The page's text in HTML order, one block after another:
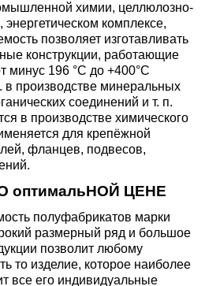
химии, целлюлозно-
комплексе,
позволяет изготавливать
конструкции, работающие
минус 196 °C до +400°С
в производстве минеральных
соединений и т. п.
в производстве химического
для крепёжной
фланцев, подвесов,
оптимальНОЙ ЦЕНЕ
полуфабрикатов марки
размерный ряд и большое
позволит любому
то изделие, которое наиболее
все его индивидуальные